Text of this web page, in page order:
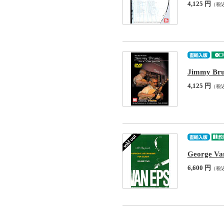
4,125 円 （税
Jimmy
4,125 円 （税
George
6,600 円 （税